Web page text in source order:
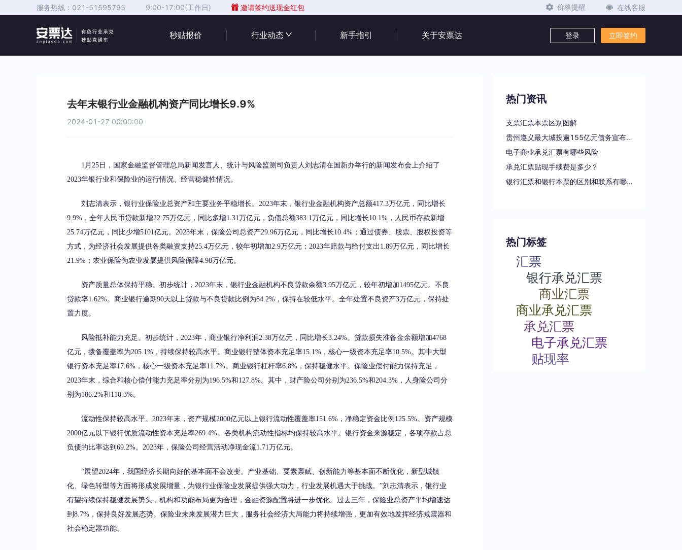
服务热线： 021-51595795 9:00-17:00(工作日) 邀请签约送现金红包 价格提醒 在线客服
秒贴报价 行业动态 新手指引 关于安票达 登录 立即签约
去年末银行业金融机构资产同比增长9.9%
2024-01-27 00:00:00
1月25日，国家金融监督管理总局新闻发言人、统计与风险监测司负责人刘志清在国新办举行的新闻发布会上介绍了
2023年银行业和保险业的运行情况、经营稳健性情况。
刘志清表示，银行业保险业总资产和主要业务平稳增长。2023年末，银行业金融机构资产总额417.3万亿元，同比增长
9.9%，全年人民币贷款新增22.75万亿元，同比多增1.31万亿元，负债总额383.1万亿元，同比增长10.1%，人民币存款新增
25.74万亿元，同比少增5101亿元。2023年末，保险公司总资产29.96万亿元，同比增长10.4%；通过债券、股票、股权投资等
方式，为经济社会发展提供各类融资支持25.4万亿元，较年初增加2.9万亿元；2023年赔款与给付支出1.89万亿元，同比增长
21.9%；农业保险为农业发展提供风险保障4.98万亿元。
资产质量总体保持平稳。初步统计，2023年末，银行业金融机构不良贷款余额3.95万亿元，较年初增加1495亿元。不良
贷款率1.62%。商业银行逾期90天以上贷款与不良贷款比例为84.2%，保持在较低水平。全年处置不良资产3万亿元，保持处
置力度。
风险抵补能力充足。初步统计，2023年，商业银行净利润2.38万亿元，同比增长3.24%。贷款损失准备金余额增加4768
亿元，拨备覆盖率为205.1%，持续保持较高水平。商业银行整体资本充足率15.1%，核心一级资本充足率10.5%。其中大型
银行资本充足率17.6%，核心一级资本充足率11.7%。商业银行杠杆率6.8%，保持稳健水平。保险业偿付能力保持充足，
2023年末，综合和核心偿付能力充足率分别为196.5%和127.8%。其中，财产险公司分别为236.5%和204.3%，人身险公司分
别为186.2%和110.3%。
流动性保持较高水平。2023年末，资产规模2000亿元以上银行流动性覆盖率151.6%，净稳定资金比例125.5%。资产规模
2000亿元以下银行优质流动性资本充足率269.4%。各类机构流动性指标均保持较高水平。银行资金来源稳定，各项存款占总
负债的比率达到69.2%。2023年，保险公司经营活动净现金流1.71万亿元。
“展望2024年，我国经济长期向好的基本面不会改变。产业基础、要素禀赋、创新能力等基本面不断优化，新型城镇
化、绿色转型等方面将形成发展增量，为银行业保险业发展提供强大动力，行业发展机遇大于挑战。”刘志清表示，银行业
有望持续保持稳健发展势头，机构和功能布局更为合理，金融资源配置将进一步优化。过去三年，保险业总资产平均增速达
到8.7%，保持良好发展态势。保险业未来发展潜力巨大，服务社会经济大局能力将持续增强，更加有效地发挥经济减震器和
社会稳定器功能。
热门资讯
支票汇票本票区别图解
贵州遵义最大城投逾155亿元债务宣布重组
电子商业承兑汇票有哪些风险
承兑汇票贴现手续费是多少？
银行汇票和银行本票的区别和联系有哪些（一文读懂支票、本票和汇票的区别）
热门标签
汇票
银行承兑汇票
商业汇票
商业承兑汇票
承兑汇票
电子承兑汇票
贴现率